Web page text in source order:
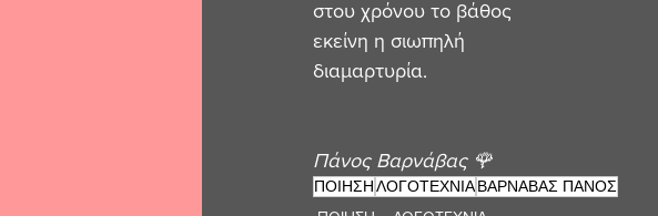
στου χρόνου το βάθος
εκείνη η σιωπηλή
διαμαρτυρία.
Πάνος Βαρνάβας 🌹
ΠΟΙΗΣΗΛΟΓΟΤΕΧΝΙΑΒΑΡΝΑΒΑΣ ΠΑΝΟΣ